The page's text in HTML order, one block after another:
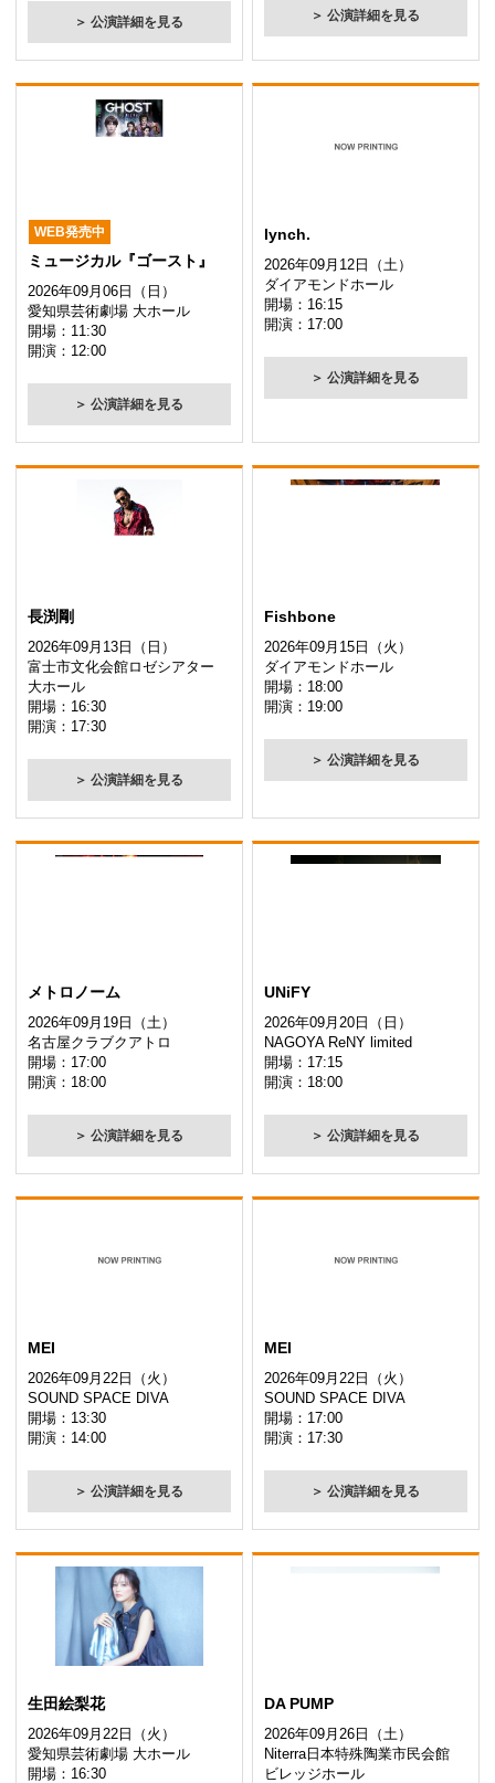
＞ 公演詳細を見る ＞ 公演詳細を見る
WEB発売中
ミュージカル『ゴースト』
2026年09月06日（日）
愛知県芸術劇場 大ホール
開場：11:30
開演：12:00
＞ 公演詳細を見る
lynch.
2026年09月12日（土）
ダイアモンドホール
開場：16:15
開演：17:00
＞ 公演詳細を見る
長渕剛
2026年09月13日（日）
富士市文化会館ロゼシアター
大ホール
開場：16:30
開演：17:30
＞ 公演詳細を見る
Fishbone
2026年09月15日（火）
ダイアモンドホール
開場：18:00
開演：19:00
＞ 公演詳細を見る
メトロノーム
2026年09月19日（土）
名古屋クラブクアトロ
開場：17:00
開演：18:00
＞ 公演詳細を見る
UNiFY
2026年09月20日（日）
NAGOYA ReNY limited
開場：17:15
開演：18:00
＞ 公演詳細を見る
MEI
2026年09月22日（火）
SOUND SPACE DIVA
開場：13:30
開演：14:00
＞ 公演詳細を見る
MEI
2026年09月22日（火）
SOUND SPACE DIVA
開場：17:00
開演：17:30
＞ 公演詳細を見る
生田絵梨花
2026年09月22日（火）
愛知県芸術劇場 大ホール
開場：16:30
DA PUMP
2026年09月26日（土）
Niterra日本特殊陶業市民会館
ビレッジホール